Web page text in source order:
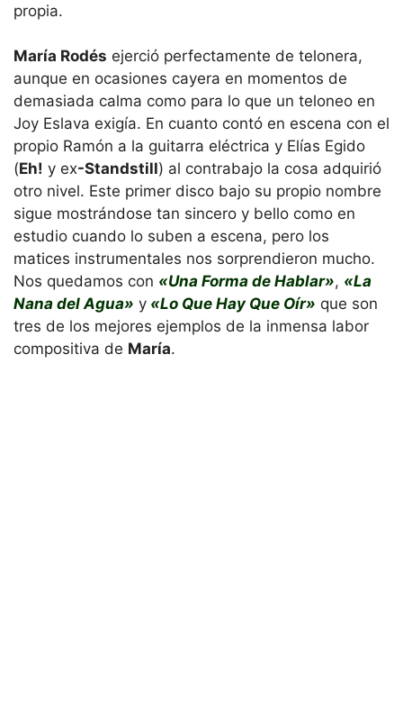
propia.
María Rodés ejerció perfectamente de telonera,
aunque en ocasiones cayera en momentos de
demasiada calma como para lo que un teloneo en
Joy Eslava exigía. En cuanto contó en escena con el
propio Ramón a la guitarra eléctrica y Elías Egido
(Eh! y ex-Standstill) al contrabajo la cosa adquirió
otro nivel. Este primer disco bajo su propio nombre
sigue mostrándose tan sincero y bello como en
estudio cuando lo suben a escena, pero los
matices instrumentales nos sorprendieron mucho.
Nos quedamos con «Una Forma de Hablar», «La
Nana del Agua» y «Lo Que Hay Que Oír» que son
tres de los mejores ejemplos de la inmensa labor
compositiva de María.